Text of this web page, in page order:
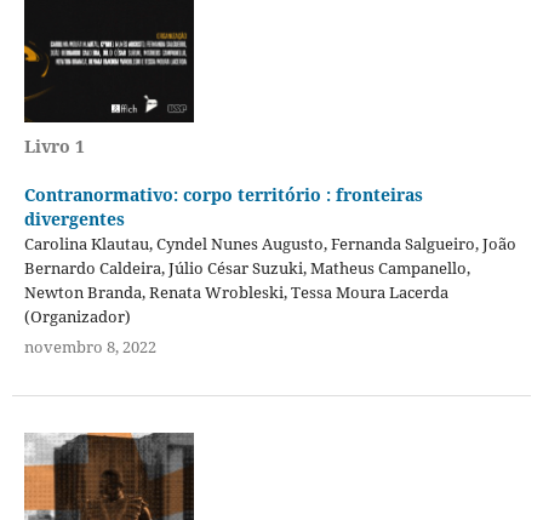
Livro 1
Contranormativo: corpo território : fronteiras
divergentes
Carolina Klautau, Cyndel Nunes Augusto, Fernanda Salgueiro, João
Bernardo Caldeira, Júlio César Suzuki, Matheus Campanello,
Newton Branda, Renata Wrobleski, Tessa Moura Lacerda
(Organizador)
novembro 8, 2022